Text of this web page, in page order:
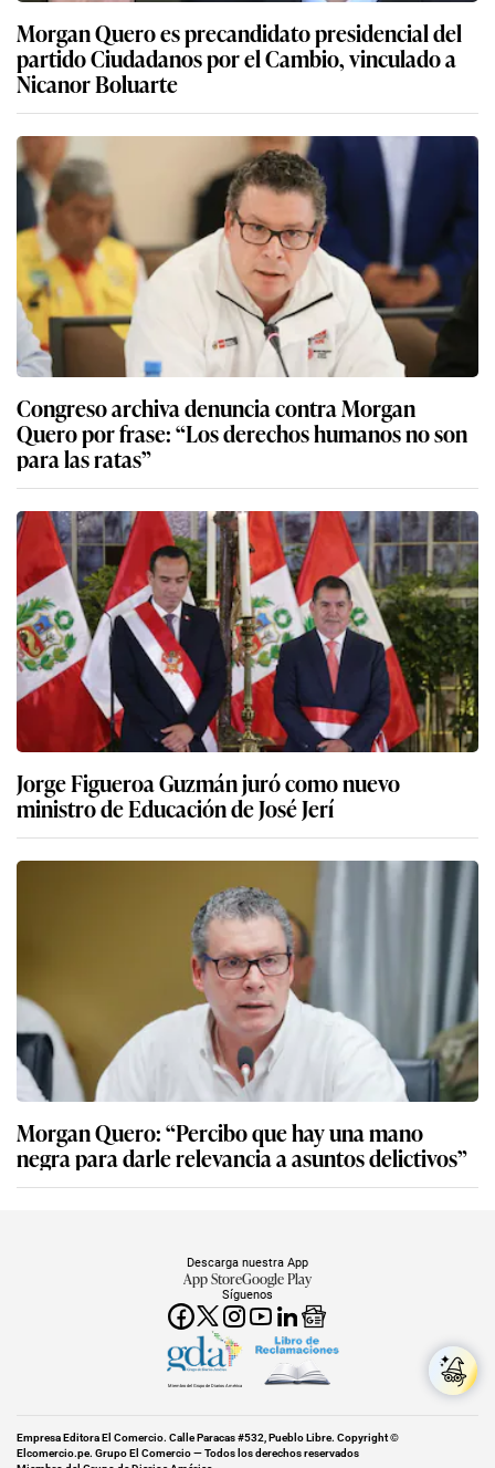
Morgan Quero es precandidato presidencial del
partido Ciudadanos por el Cambio, vinculado a
Nicanor Boluarte
Congreso archiva denuncia contra Morgan
Quero por frase: “Los derechos humanos no son
para las ratas”
Jorge Figueroa Guzmán juró como nuevo
ministro de Educación de José Jerí
Morgan Quero: “Percibo que hay una mano
negra para darle relevancia a asuntos delictivos”
Síguenos
Descarga nuestra App
App StoreGoogle Play
Miembro del Grupo de Diarios América
Empresa Editora El Comercio. Calle Paracas #532, Pueblo Libre. Copyright ©
Elcomercio.pe. Grupo El Comercio — Todos los derechos reservados